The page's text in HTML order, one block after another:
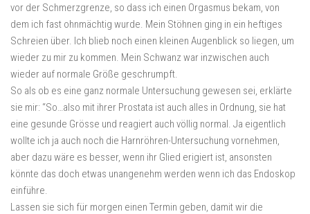
vor der Schmerzgrenze, so dass ich einen Orgasmus bekam, von
dem ich fast ohnmächtig wurde. Mein Stöhnen ging in ein heftiges
Schreien über. Ich blieb noch einen kleinen Augenblick so liegen, um
wieder zu mir zu kommen. Mein Schwanz war inzwischen auch
wieder auf normale Größe geschrumpft.
So als ob es eine ganz normale Untersuchung gewesen sei, erklärte
sie mir: “So…also mit ihrer Prostata ist auch alles in Ordnung, sie hat
eine gesunde Grösse und reagiert auch völlig normal. Ja eigentlich
wollte ich ja auch noch die Harnröhren-Untersuchung vornehmen,
aber dazu wäre es besser, wenn ihr Glied erigiert ist, ansonsten
könnte das doch etwas unangenehm werden wenn ich das Endoskop
einführe.
Lassen sie sich für morgen einen Termin geben, damit wir die